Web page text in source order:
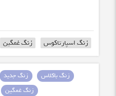
زنگ اسپارتاکوس زنگ غمگین
زنگ باکلاس زنگ جدید
زنگ غمگین